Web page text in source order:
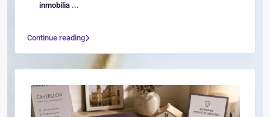
inmobilia ...
Continue reading